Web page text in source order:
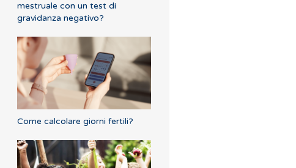
mestruale con un test di
gravidanza negativo?
Come calcolare giorni fertili?